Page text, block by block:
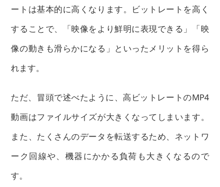
ートは基本的に高くなります。ビットレートを高く
することで、「映像をより鮮明に表現できる」「映
像の動きも滑らかになる」といったメリットを得ら
れます。
ただ、冒頭で述べたように、高ビットレートのMP4
動画はファイルサイズが大きくなってしまいます。
また、たくさんのデータを転送するため、ネットワ
ーク回線や、機器にかかる負荷も大きくなるので
す。